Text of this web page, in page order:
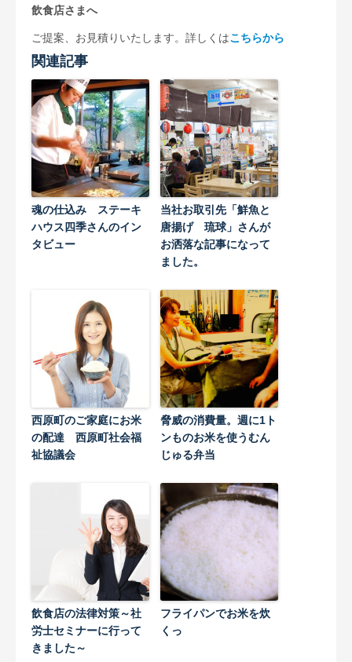
飲食店さまへ
ご提案、お見積りいたします。詳しくはこちらから
関連記事
魂の仕込み ステーキ
ハウス四季さんのイン
タビュー
当社お取引先「鮮魚と
唐揚げ 琉球」さんが
お洒落な記事になって
ました。
西原町のご家庭にお米
の配達 西原町社会福
祉協議会
脅威の消費量。週に1ト
ンものお米を使うむん
じゅる弁当
飲食店の法律対策～社
労士セミナーに行って
きました～
フライパンでお米を炊
くっ